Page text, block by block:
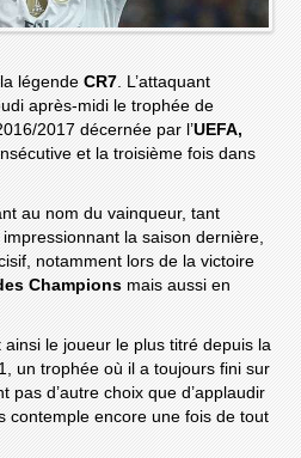
légendeCR7. L’attaquant
après-midi le trophée de
2017 décernée par l’UEFA,
et la troisième fois dans
au nom du vainqueur, tant
impressionnant la saison dernière,
notamment lors de la victoire
Champions mais aussi en
ainsi le joueur le plus titré depuis la
un trophée où il a toujours fini sur
pas d’autre choix que d’applaudir
contemple encore une fois de tout